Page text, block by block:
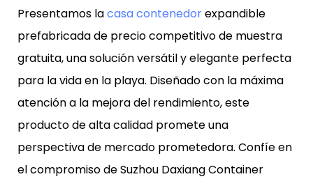
Presentamos lacasa contenedorexpandible
prefabricada de precio competitivo de muestra
gratuita, una solución versátil y elegante perfecta
para la vida en la playa. Diseñado con la máxima
atención a la mejora del rendimiento, este
producto de alta calidad promete una
perspectiva de mercado prometedora. Confíe en
el compromiso de Suzhou Daxiang Container